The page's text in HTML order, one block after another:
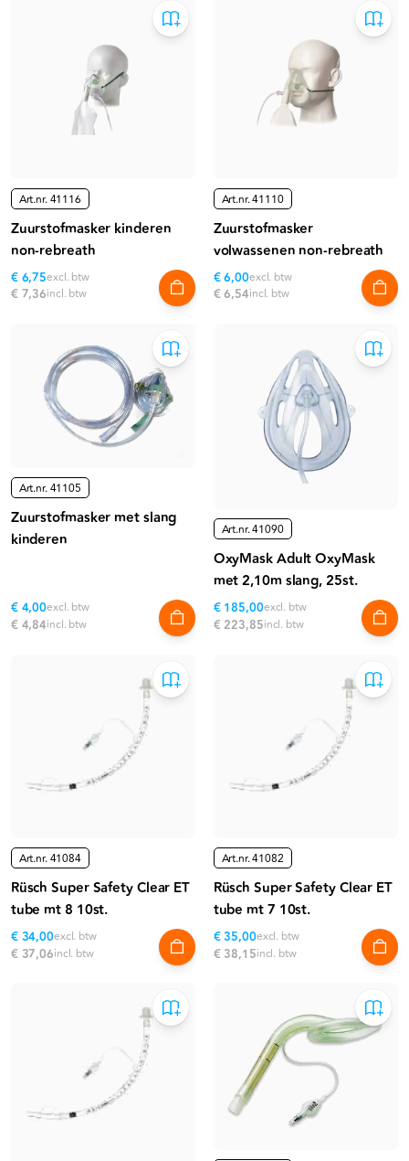
Art.nr.41116
Zuurstofmasker kinderen
non-rebreath
€ 6,75excl. btw
€ 7,36incl. btw
Art.nr.41110
Zuurstofmasker
volwassenen non-rebreath
€ 6,00excl. btw
€ 6,54incl. btw
Art.nr.41105
Zuurstofmasker met slang
kinderen
€ 4,00excl. btw
€ 4,84incl. btw
Art.nr.41090
OxyMask Adult OxyMask
met 2,10m slang, 25st.
€ 185,00excl. btw
€ 223,85incl. btw
Art.nr.41084
Rüsch Super Safety Clear ET
tube mt 8 10st.
€ 34,00excl. btw
€ 37,06incl. btw
Art.nr.41082
Rüsch Super Safety Clear ET
tube mt 7 10st.
€ 35,00excl. btw
€ 38,15incl. btw